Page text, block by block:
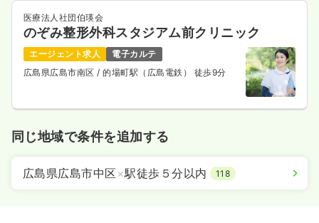
医療法人社団伯瑛会
のぞみ整形外科スタジアム前クリニック
エージェント求人
電子カルテ
広島県広島市南区/ 的場町駅（広島電鉄） 徒歩9分
同じ地域で条件を追加する
広島県広島市中区 ×駅徒歩５分以内 118